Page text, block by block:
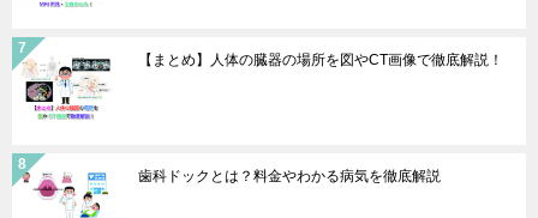
【まとめ】人体の臓器の場所を図やCT画像で徹底解説！
歯科ドックとは？料金やわかる病気を徹底解説